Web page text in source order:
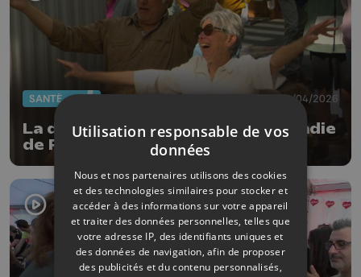
SANTÉ 09/04/2026
La danse pour mieux vivre la maladie
de Parkinson
Utilisation responsable de vos
données
Nous et nos partenaires utilisons des cookies
et des technologies similaires pour stocker et
accéder à des informations sur votre appareil
et traiter des données personnelles, telles que
votre adresse IP, des identifiants uniques et
des données de navigation, afin de proposer
des publicités et du contenu personnalisés,